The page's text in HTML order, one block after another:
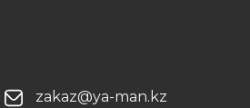
zakaz@ya-man.kz